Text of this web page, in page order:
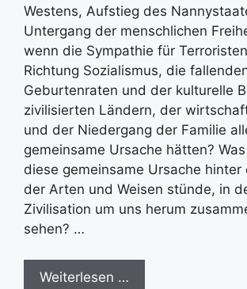
Westens, Aufstieg des
Untergang der menschlichen
wenn die Sympathie für
Richtung Sozialismus, die
Geburtenraten und der kulturelle
zivilisierten Ländern, der
und der Niedergang der Familie
gemeinsame Ursache hätten?
diese gemeinsame Ursache hinter
der Arten und Weisen stünde, in
Zivilisation um uns herum
sehen? …
Weiterlesen …